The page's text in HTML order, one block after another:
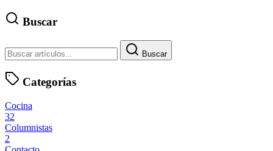
Buscar
Buscar
Categorías
Cocina
32
Columnistas
2